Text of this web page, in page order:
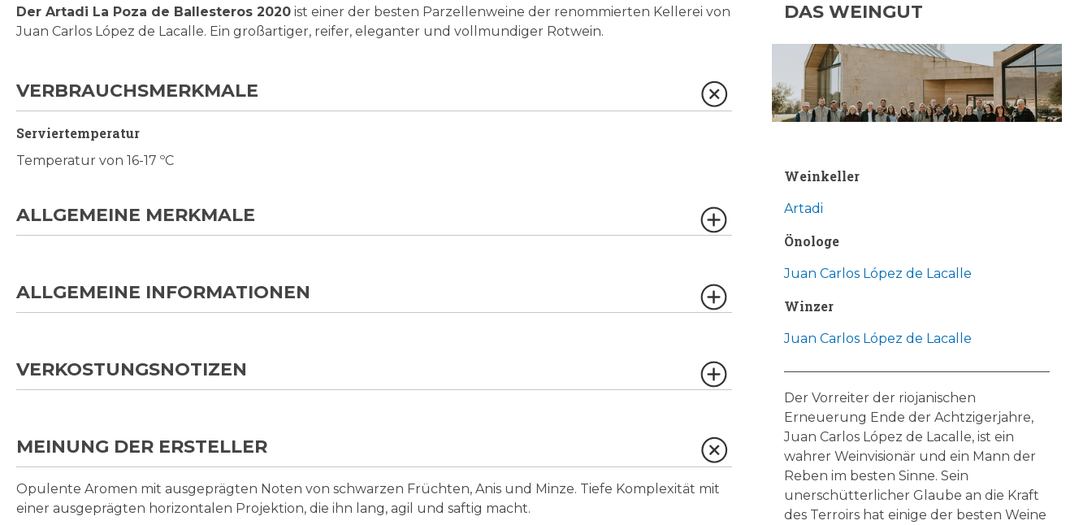
springen
Der Artadi La Poza de Ballesteros 2020 ist einer der besten Parzellenweine der renommierten Kellerei von
Juan Carlos López de Lacalle. Ein großartiger, reifer, eleganter und vollmundiger Rotwein.
VERBRAUCHSMERKMALE
Serviertemperatur
Temperatur von 16-17 ºC
ALLGEMEINE MERKMALE
ALLGEMEINE INFORMATIONEN
VERKOSTUNGSNOTIZEN
MEINUNG DER ERSTELLER
Opulente Aromen mit ausgeprägten Noten von schwarzen Früchten, Anis und Minze. Tiefe Komplexität mit
einer ausgeprägten horizontalen Projektion, die ihn lang, agil und saftig macht.
DAS WEINGUT
Weinkeller
Artadi
Önologe
Juan Carlos López de Lacalle
Winzer
Juan Carlos López de Lacalle
Der Vorreiter der riojanischen
Erneuerung Ende der Achtzigerjahre,
Juan Carlos López de Lacalle, ist ein
wahrer Weinvisionär und ein Mann der
Reben im besten Sinne. Sein
unerschütterlicher Glaube an die Kraft
des Terroirs hat einige der besten Weine